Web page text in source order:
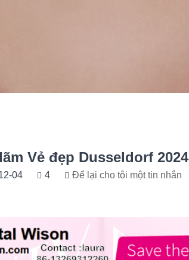
Vẻ đẹp Dusseldorf 2024
04 4 Để lại cho tôi một tin nhắn